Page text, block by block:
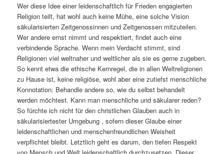
Wer diese Idee einer leidenschaftlich für Frieden engagierten
Religion teilt, hat wohl auch keine Mühe, eine solche Vision
säkularisierten Zeitgenossinnen und Zeitgenossen mitzuteilen.
Wer andere ernst nimmt und respektiert, findet auch eine
verbindende Sprache. Wenn mein Verdacht stimmt, sind
Religionen viel weltnaher und weltlicher als sie es gerne zugeben.
So kennt etwa die ethische Kernregel, die in allen Weltreligionen
zu Hause ist, keine religiöse, wohl aber eine zutiefst menschliche
Konnotation: Behandle andere so, wie du selbst behandelt
werden möchtest. Kann man menschliche und säkularer reden?
So fürchte ich nicht für den christlichen Glauben auch in
säkularisiertester Umgebung , sofern dieser Glaube einer
leidenschaftlichen und menschenfreundlichen Weisheit
verpflichtet bleibt. Letztlich geht es darum, den tiefen Respekt
von Mensch und Welt leidenschaftlich durchzusetzen. Dieser